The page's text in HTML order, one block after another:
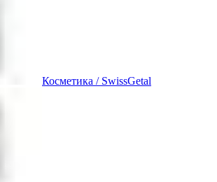
Косметика / SwissGetal